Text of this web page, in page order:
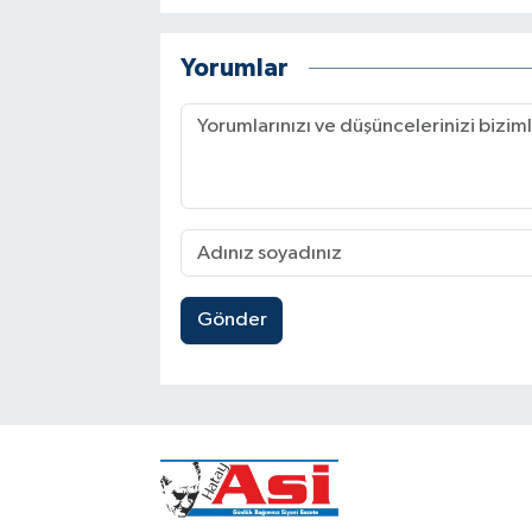
Yorumlar
Gönder